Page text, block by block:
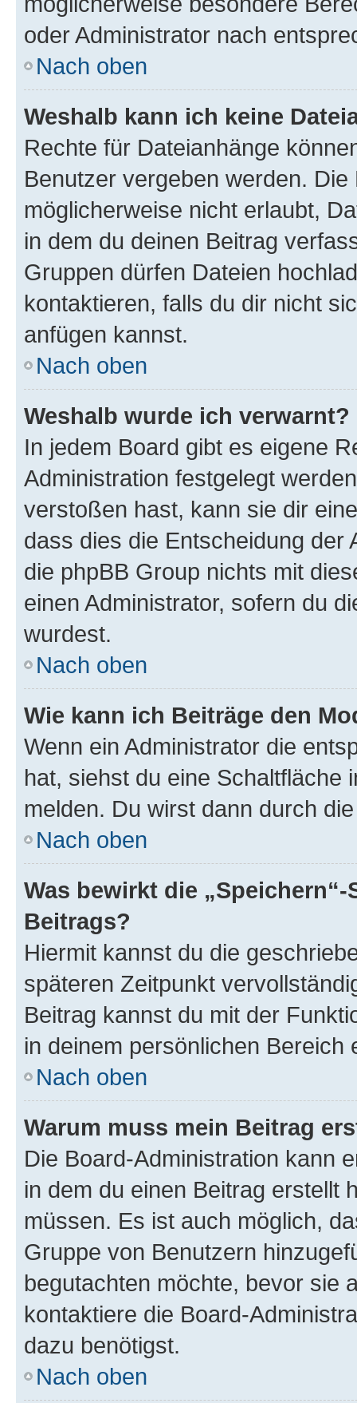
oder Administrator nach
Nach oben
Weshalb kann ich keine
Rechte für Dateianhänge
Benutzer vergeben werden.
möglicherweise nicht erlaubt,
in dem du deinen Beitrag
Gruppen dürfen Dateien
kontaktieren, falls du dir nicht
anfügen kannst.
Nach oben
Weshalb wurde ich verwarnt?
In jedem Board gibt es eigene
Administration festgelegt
verstoßen hast, kann sie dir
dass dies die Entscheidung der
die phpBB Group nichts mit
einen Administrator, sofern du
wurdest.
Nach oben
Wie kann ich Beiträge den
Wenn ein Administrator die
hat, siehst du eine Schaltfläche
melden. Du wirst dann durch
Nach oben
Was bewirkt die
Beitrags?
Hiermit kannst du die
späteren Zeitpunkt
Beitrag kannst du mit der
in deinem persönlichen Bereich
Nach oben
Warum muss mein Beitrag
Die Board-Administration kann
in dem du einen Beitrag erstellt
müssen. Es ist auch möglich,
Gruppe von Benutzern
begutachten möchte, bevor sie
kontaktiere die Board-
dazu benötigst.
Nach oben